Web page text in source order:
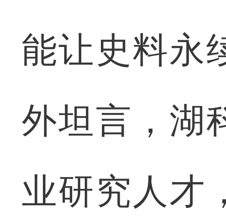
能让史料永
外坦言，湖
业研究人才